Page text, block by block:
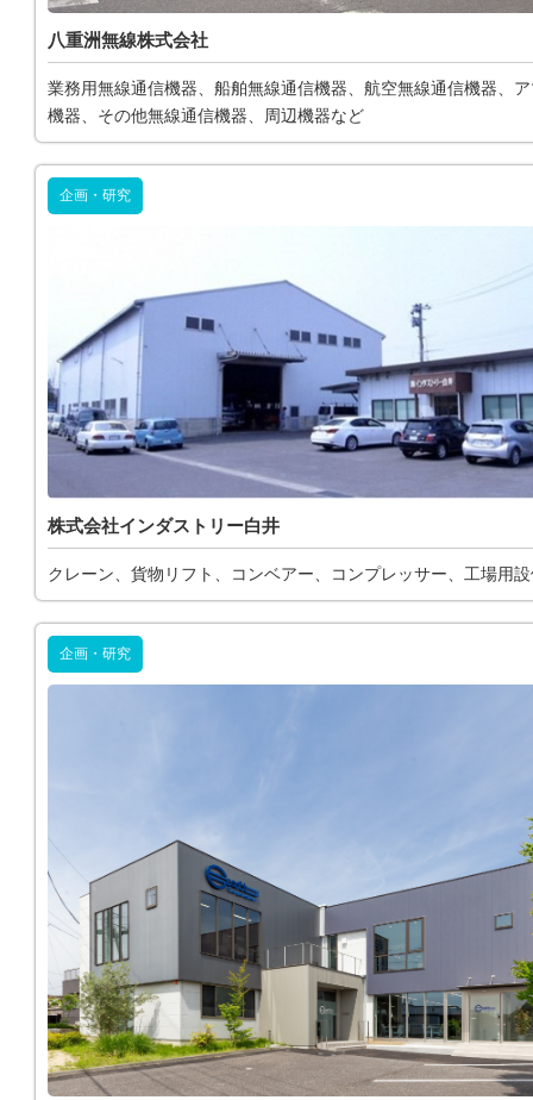
八重洲無線株式会社
業務用無線通信機器、船舶無線通信機器、航空無線通信機器、
機器、その他無線通信機器、周辺機器など
企画・研究
株式会社インダストリー白井
クレーン、貨物リフト、コンベアー、コンプレッサー、工場用
企画・研究